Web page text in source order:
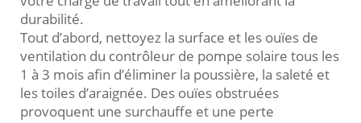
durabilité.
Tout d’abord, nettoyez la surface et les ouïes de
ventilation du contrôleur de pompe solaire tous les
1 à 3 mois afin d’éliminer la poussière, la saleté et
les toiles d’araignée. Des ouïes obstruées
provoquent une surchauffe et une perte